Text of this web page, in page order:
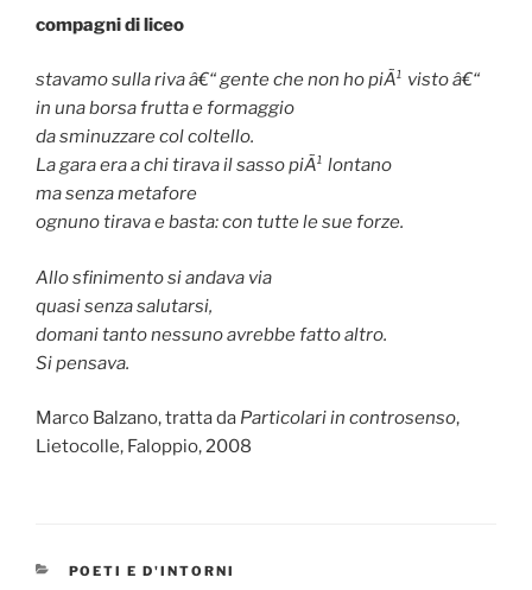
compagni di liceo
stavamo sulla riva â€“ gente che non ho piÃ¹ visto â€“
in una borsa frutta e formaggio
da sminuzzare col coltello.
La gara era a chi tirava il sasso piÃ¹ lontano
ma senza metafore
ognuno tirava e basta: con tutte le sue forze.
Allo sfinimento si andava via
quasi senza salutarsi,
domani tanto nessuno avrebbe fatto altro.
Si pensava.
Marco Balzano, tratta da Particolari in controsenso,
Lietocolle, Faloppio, 2008
CATEGORIE
POETI E D'INTORNI